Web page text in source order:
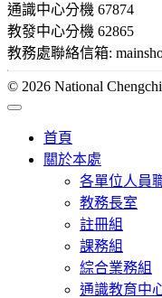
通識中心分機 67874
教發中心分機 62865
教務處聯絡信箱:
© 2026 National
首頁
關於本處
各單位人員
教務長室
註冊組
課務組
綜合業務組
通識教育中